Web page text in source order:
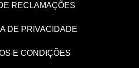
RECLAMAÇÕES
DE PRIVACIDADE
E CONDIÇÕES